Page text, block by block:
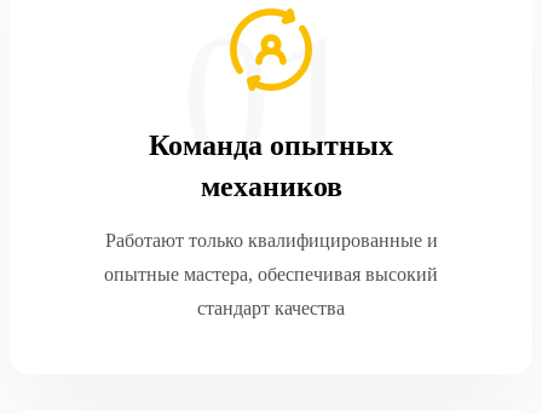
Команда опытных
механиков
Работают только квалифицированные и
опытные мастера, обеспечивая высокий
стандарт качества